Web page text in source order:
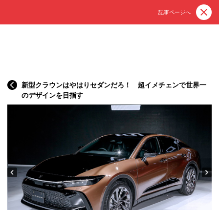
記事ページへ
新型クラウンはやはりセダンだろ！ 超イメチェンで世界一
のデザインを目指す